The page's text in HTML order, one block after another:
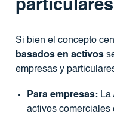
particulares
Si bien el concepto
basados ​​en activos
empresas y
Para empresas:La
activos comerciales